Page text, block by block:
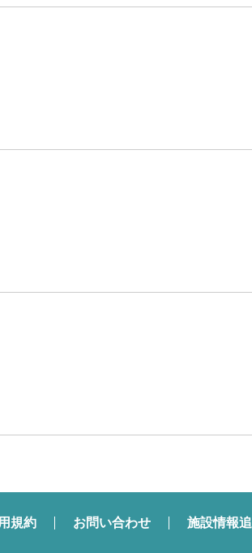
規約 お問い合わせ 施設情報